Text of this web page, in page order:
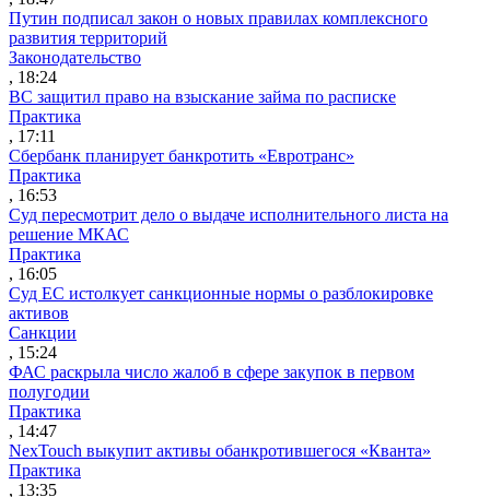
Путин подписал закон о новых правилах комплексного
развития территорий
Законодательство
, 18:24
ВС защитил право на взыскание займа по расписке
Практика
, 17:11
Сбербанк планирует банкротить «Евротранс»
Практика
, 16:53
Суд пересмотрит дело о выдаче исполнительного листа на
решение МКАС
Практика
, 16:05
Суд ЕС истолкует санкционные нормы о разблокировке
активов
Санкции
, 15:24
ФАС раскрыла число жалоб в сфере закупок в первом
полугодии
Практика
, 14:47
NexTouch выкупит активы обанкротившегося «Кванта»
Практика
, 13:35